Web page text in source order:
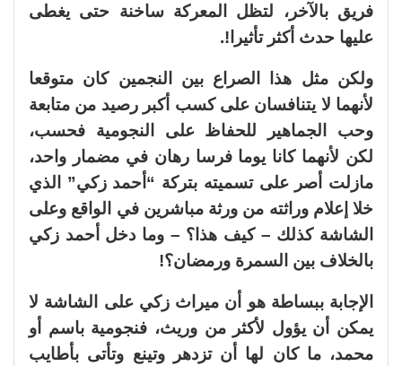
فريق بالآخر، لتظل المعركة ساخنة حتى يغطى
عليها حدث أكثر تأثيرا!.
ولكن مثل هذا الصراع بين النجمين كان متوقعا
لأنهما لا يتنافسان على كسب أكبر رصيد من متابعة
وحب الجماهير للحفاظ على النجومية فحسب،
لكن لأنهما كانا يوما فرسا رهان في مضمار واحد،
مازلت أصر على تسميته بتركة “أحمد زكي” الذي
خلا إعلام وراثته من ورثة مباشرين في الواقع وعلى
الشاشة كذلك – كيف هذا؟ – وما دخل أحمد زكي
بالخلاف بين السمرة ورمضان؟!
الإجابة ببساطة هو أن ميراث زكي على الشاشة لا
يمكن أن يؤول لأكثر من وريث، فنجومية باسم أو
محمد، ما كان لها أن تزدهر وتينع وتأتى بأطايب